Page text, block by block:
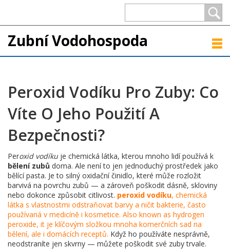
Zubní Vodohospoda
Peroxid Vodíku Pro Zuby: Co
Víte O Jeho Použití A
Bezpečnosti?
Peroxid vodíku je chemická látka, kterou mnoho lidí používá k
bělení zubů doma. Ale není to jen jednoduchý prostředek jako
bělící pasta. Je to silný oxidační činidlo, které může rozložit
barvivá na povrchu zubů — a zároveň poškodit dásně, skloviny
nebo dokonce způsobit citlivost. peroxid vodíku, chemická
látka s vlastnostmi odstraňovat barvy a ničit bakterie, často
používaná v medicíně i kosmetice. Also known as hydrogen
peroxide, it je klíčovým složkou mnoha komerčních sad na
bělení, ale i domácích receptů. Když ho používáte nesprávně,
neodstraníte jen skvrny — můžete poškodit své zuby trvale.